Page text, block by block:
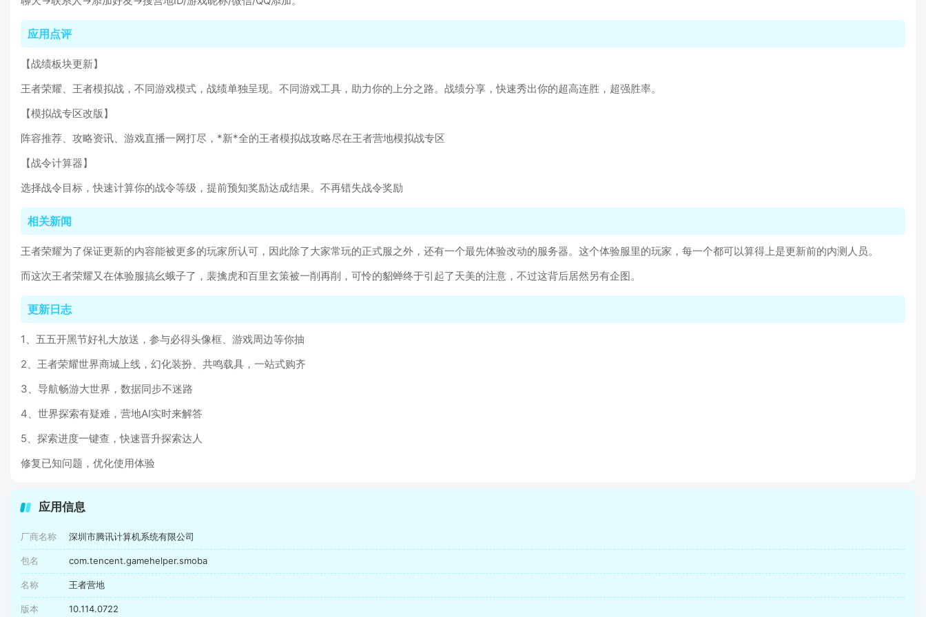
应用点评
【战绩板块更新】
王者荣耀、王者模拟战，不同游戏模式，战绩单独呈现。不同游戏工具，助力你的上分之路。战绩分享，快速秀出你的超高连胜，超强胜率。
【模拟战专区改版】
阵容推荐、攻略资讯、游戏直播一网打尽，*新*全的王者模拟战攻略尽在王者营地模拟战专区
【战令计算器】
选择战令目标，快速计算你的战令等级，提前预知奖励达成结果。不再错失战令奖励
相关新闻
王者荣耀为了保证更新的内容能被更多的玩家所认可，因此除了大家常玩的正式服之外，还有一个最先体验改动的服务器。这个体验服里的玩家，每一个都可以算得上是更新前的内测人员。
而这次王者荣耀又在体验服搞幺蛾子了，裴擒虎和百里玄策被一削再削，可怜的貂蝉终于引起了天美的注意，不过这背后居然另有企图。
更新日志
1、五五开黑节好礼大放送，参与必得头像框、游戏周边等你抽
2、王者荣耀世界商城上线，幻化装扮、共鸣载具，一站式购齐
3、导航畅游大世界，数据同步不迷路
4、世界探索有疑难，营地AI实时来解答
5、探索进度一键查，快速晋升探索达人
修复已知问题，优化使用体验
应用信息
厂商名称 深圳市腾讯计算机系统有限公司
包名 com.tencent.gamehelper.smoba
名称 王者营地
版本 10.114.0722